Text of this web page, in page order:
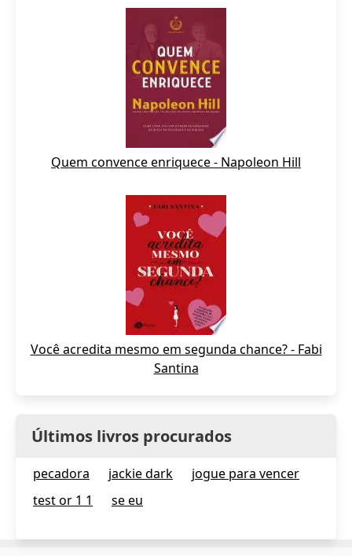
Quem convence enriquece - Napoleon Hill
Você acredita mesmo em segunda chance? - Fabi
Santina
Últimos livros procurados
pecadora jackie dark
jogue para vencer
test or 1 1
se eu